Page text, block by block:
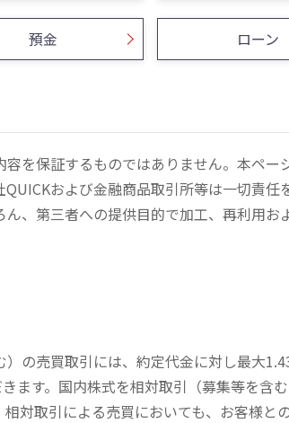
預金 ローン
を保証するものではありません。本ペー
および金融商品取引所等は一切責任
、第三者への提供目的で加工、再利用お
の売買取引には、約定代金に対し最大
ます。国内株式を相対取引（募集等を含
対取引による売買においても、お客様と